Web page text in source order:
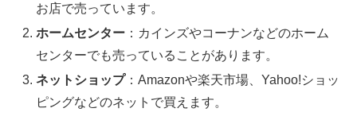
お店で売っています。
ホームセンター ：カインズやコーナンなどのホーム
センターでも売っていることがあります。
ネットショップ：Amazonや楽天市場、Yahoo!ショッ
ピングなどのネットで買えます。